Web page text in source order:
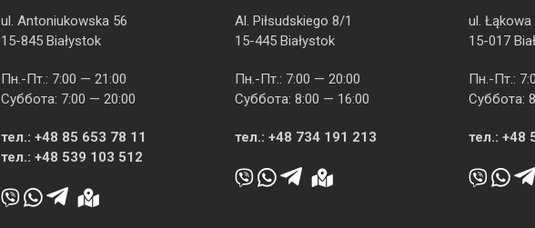
ul. Antoniukowska 56
15-845 Białystok
Пн.-Пт.: 7:00 — 21:00
Суббота: 7:00 — 20:00
тел.: +48 85 653 78 11
тел.: +48 539 103 512
Al. Piłsudskiego 8/1
15-445 Białystok
Пн.-Пт.: 7:00 — 20:00
Суббота: 8:00 — 16:00
тел.: +48 734 191 213
ul. Łąkowa
15-017
Пн.-Пт.:
Суббота:
тел.: +48